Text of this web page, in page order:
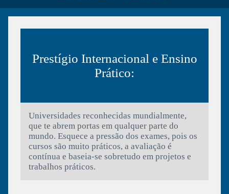
Prestígio Internacional e Ensino
Prático:
Universidades reconhecidas mundialmente,
que te abrem portas em qualquer parte do
mundo. Esquece a pressão dos exames, pois os
cursos são muito práticos, a avaliação é
contínua e baseia-se sobretudo em projetos e
trabalhos práticos.